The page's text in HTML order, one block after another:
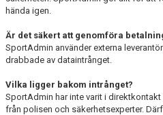
hända igen.
Är det säkert att genomföra
SportAdmin använder externa
drabbade av dataintrånget.
Vilka ligger bakom intrånget?
SportAdmin har inte varit i
från polisen och säkerhetsexperter.